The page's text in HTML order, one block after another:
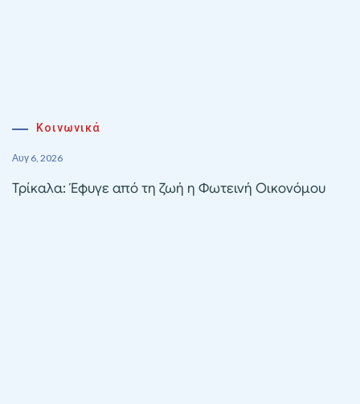
Κοινωνικά
Αυγ 6, 2026
Τρίκαλα: Έφυγε από τη ζωή η Φωτεινή Οικονόμου